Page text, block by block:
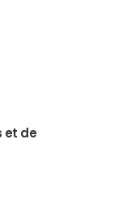
et de